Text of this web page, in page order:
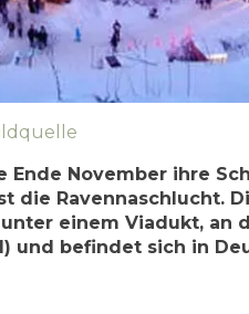
November ihre
die Ravennaschlucht.
einem Viadukt, an
und befindet sich in